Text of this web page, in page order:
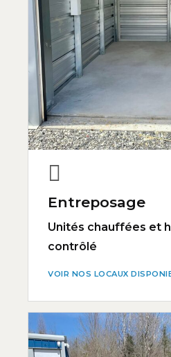
Entreposage
Unités chauffées et
contrôlé
VOIR NOS LOCAUX